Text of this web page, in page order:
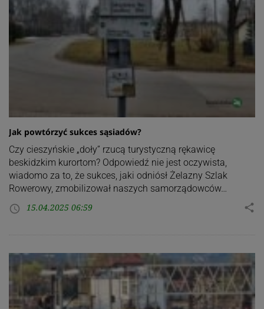
Jak powtórzyć sukces sąsiadów?
Czy cieszyńskie „doły” rzucą turystyczną rękawicę
beskidzkim kurortom? Odpowiedź nie jest oczywista,
wiadomo za to, że sukces, jaki odniósł Żelazny Szlak
Rowerowy, zmobilizował naszych samorządowców…
access_time 15.04.2025 06:59 share